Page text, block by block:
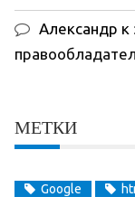
Александр к
МЕТКИ
Google